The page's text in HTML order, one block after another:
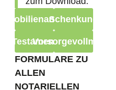
Immobilienankauf
Schenkung
Testament
Vorsorgevollmacht
FORMULARE ZU
ALLEN
NOTARIELLEN